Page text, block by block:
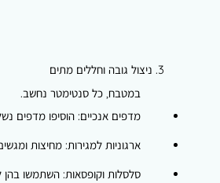
3. ניצול גובה וחללים מתים
במטבח, כל סנטימטר נחשב.
מדפים אנכיים: הוסיפו מדפים
ארגוניות למגירות: מחיצות
סלסלות וקופסאות: השתמשו בהן